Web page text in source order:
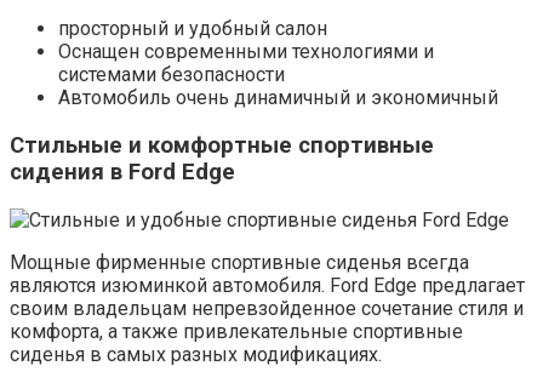
просторный и удобный салон
Оснащен современными технологиями и
системами безопасности
Автомобиль очень динамичный и экономичный
Стильные и комфортные спортивные
сидения в Ford Edge
Мощные фирменные спортивные сиденья всегда
являются изюминкой автомобиля. Ford Edge предлагает
своим владельцам непревзойденное сочетание стиля и
комфорта, а также привлекательные спортивные
сиденья в самых разных модификациях.